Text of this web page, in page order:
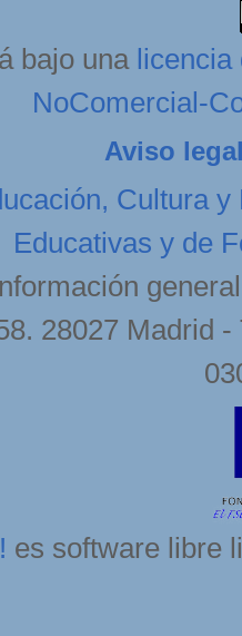
bajo una licencia
NoComercial-
Aviso
Cultura y
Educativas y de
28027 Madrid
es software libre